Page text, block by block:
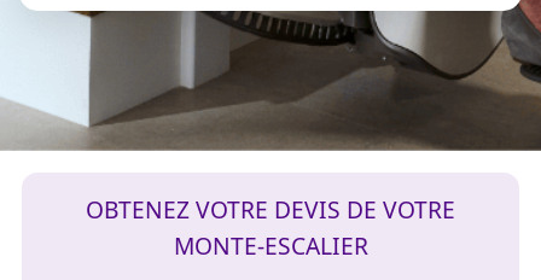
OBTENEZ VOTRE DEVIS DE VOTRE
MONTE-ESCALIER